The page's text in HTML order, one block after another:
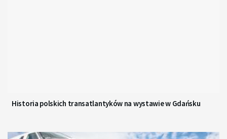
Historia polskich transatlantyków na wystawie w Gdańsku